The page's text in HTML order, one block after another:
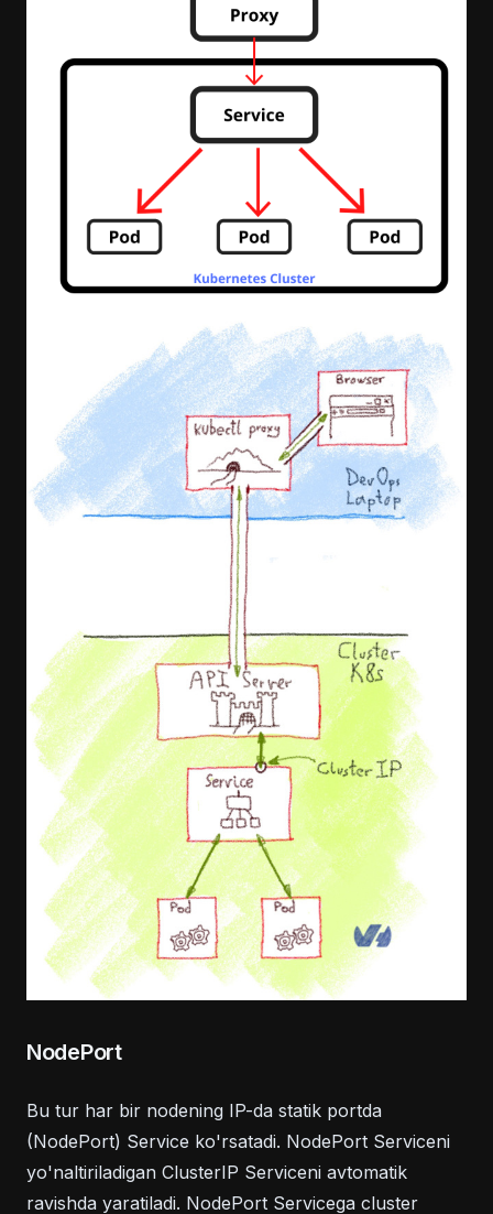
NodePort
Bu tur har bir nodening IP-da statik portda
(NodePort) Service ko'rsatadi. NodePort Serviceni
yo'naltiriladigan ClusterIP Serviceni avtomatik
ravishda yaratiladi. NodePort Servicega cluster